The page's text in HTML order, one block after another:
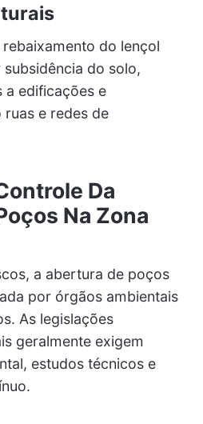
do lençol
do solo,
a edificações e
e redes de
Da
Na Zona
a abertura de poços
por órgãos ambientais
As legislações
geralmente exigem
estudos técnicos e